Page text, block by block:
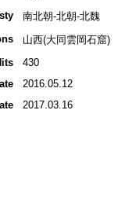
南北朝-北朝-北魏
山西(大同雲岡石窟)
430
2016.05.12
2017.03.16